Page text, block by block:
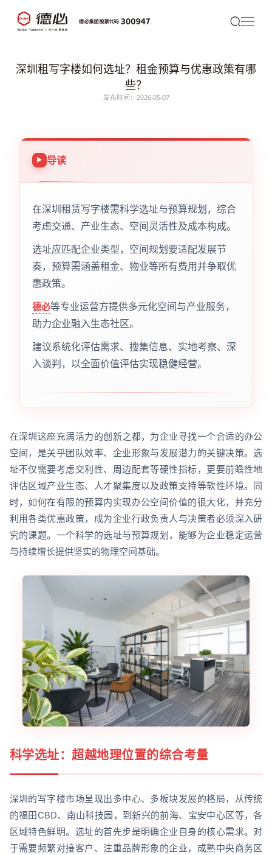
深圳租写字楼如何选址？租金预算与优惠政策有哪
些？
发布时间：2026-05-07
导读
在深圳租赁写字楼需科学选址与预算规划，综合
考虑交通、产业生态、空间灵活性及成本构成。
选址应匹配企业类型，空间规划要适配发展节
奏，预算需涵盖租金、物业等所有费用并争取优
惠政策。
德必等专业运营方提供多元化空间与产业服务，
助力企业融入生态社区。
建议系统化评估需求、搜集信息、实地考察、深
入谈判，以全面价值评估实现稳健经营。
在深圳这座充满活力的创新之都，为企业寻找一个合适的办公
空间，是关乎团队效率、企业形象与发展潜力的关键决策。选
址不仅需要考虑交利性、周边配套等硬性指标，更要前瞻性地
评估区域产业生态、人才聚集度以及政策支持等软性环境。同
时，如何在有限的预算内实现办公空间价值的很大化，并充分
利用各类优惠政策，成为企业行政负责人与决策者必须深入研
究的课题。一个科学的选址与预算规划，能够为企业稳定运营
与持续增长提供坚实的物理空间基础。
科学选址：超越地理位置的综合考量
深圳的写字楼市场呈现出多中心、多板块发展的格局，从传统
的福田CBD、南山科技园，到新兴的前海、宝安中心区等，各
区域特色鲜明。选址的首先步是明确企业自身的核心需求。对
于需要频繁对接客户、注重品牌形象的企业，成熟中央商务区